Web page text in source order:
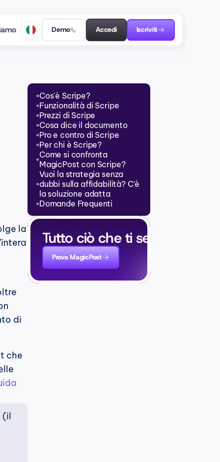
Demo Accedi Iscriviti
la
di
che
(il
●Cos'è Scripe?
●Funzionalità di Scripe
●Prezzi di Scripe
●Cosa dice il documento
●Pro e contro di Scripe
●Per chi è Scripe?
●Come si confronta
MagicPost con Scripe?
●
Vuoi la strategia senza
dubbi sulla affidabilità? C'è
la soluzione adatta
●Domande Frequenti
Tutto ciò che ti serve per
Prova MagicPost